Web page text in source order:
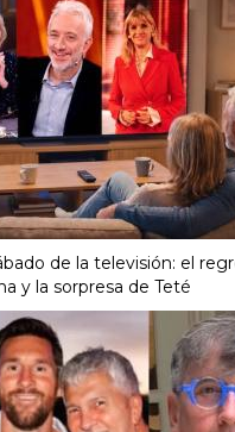
de la televisión: el
y la sorpresa de Teté